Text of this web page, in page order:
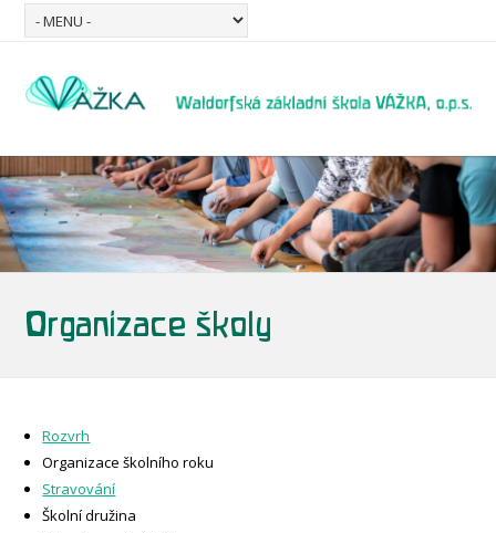
Organizace školy
Rozvrh
Organizace školního roku
Stravování
Školní družina